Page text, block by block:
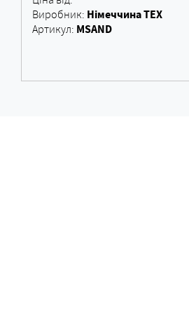
Виробник: Німеччина ТЕХ
Артикул: MSAND